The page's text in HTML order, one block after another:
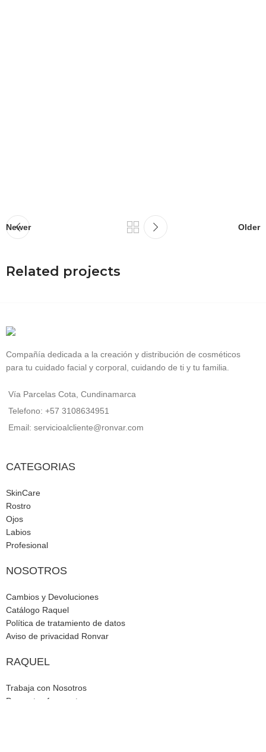
Newer Older
Related projects
Compañía dedicada a la creación y distribución de cosméticos
para tu cuidado facial y corporal, cuidando de ti y tu familia.
Vía Parcelas Cota, Cundinamarca
Telefono: +57 3108634951
Email: servicioalcliente@ronvar.com
CATEGORIAS
SkinCare
Rostro
Ojos
Labios
Profesional
NOSOTROS
Cambios y Devoluciones
Catálogo Raquel
Política de tratamiento de datos
Aviso de privacidad Ronvar
RAQUEL
Trabaja con Nosotros
Preguntas frecuentes